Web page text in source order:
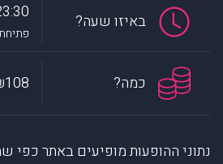
באיזו שעה?
פתיחת
כמה?
נתוני ההופעות מופיעים באתר כפי